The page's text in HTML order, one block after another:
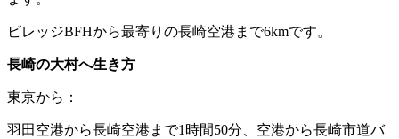
ビレッジBFHから最寄りの長崎空港まで6kmです。
長崎の大村へ生き方
東京から：
羽田空港から長崎空港まで1時間50分、空港から長崎市道バ